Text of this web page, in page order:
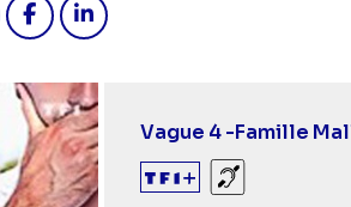
Vague 4 -Famille
Sourds et